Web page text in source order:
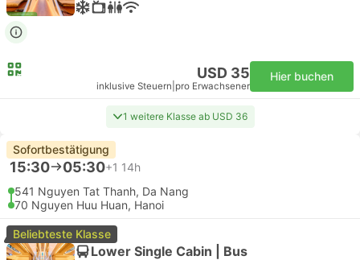
USD 35
inklusive Steuern pro Erwachsener
Hier buchen
1 weitere Klasse ab USD 36
Sofortbestätigung
15:30 05:30+1 14h
541 Nguyen Tat Thanh, Da Nang
70 Nguyen Huu Huan, Hanoi
Beliebteste Klasse
Lower Single Cabin | Bus